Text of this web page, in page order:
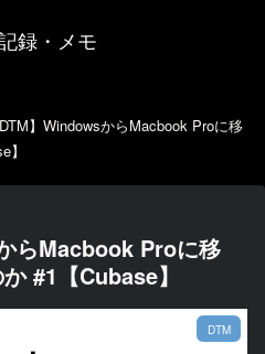
録・メモ
DTM】WindowsからMacbook Proに移
らMacbook Proに移
#1【Cubase】
DTM